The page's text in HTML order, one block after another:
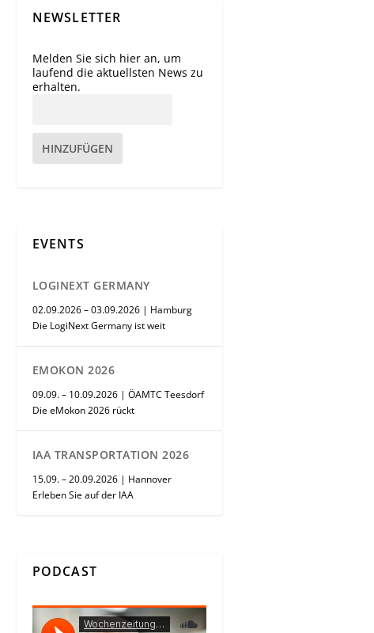
NEWSLETTER
Melden Sie sich hier an, um
laufend die aktuellsten News zu
erhalten.
HINZUFÜGEN
EVENTS
LOGINEXT GERMANY
02.09.2026 – 03.09.2026 | Hamburg
Die LogiNext Germany ist weit
EMOKON 2026
09.09. – 10.09.2026 | ÖAMTC Teesdorf
Die eMokon 2026 rückt
IAA TRANSPORTATION 2026
15.09. – 20.09.2026 | Hannover
Erleben Sie auf der IAA
PODCAST